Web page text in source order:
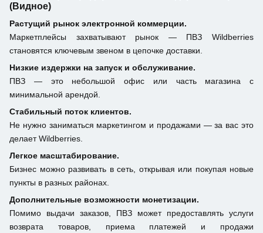
(Видное)
Растущий рынок электронной коммерции.
Маркетплейсы захватывают рынок — ПВЗ Wildberries
становятся ключевым звеном в цепочке доставки.
Низкие издержки на запуск и обслуживание.
ПВЗ — это небольшой офис или часть магазина с
минимальной арендой.
Стабильный поток клиентов.
Не нужно заниматься маркетингом и продажами — за вас это
делает Wildberries.
Легкое масштабирование.
Бизнес можно развивать в сеть, открывая или покупая новые
пункты в разных районах.
Дополнительные возможности монетизации.
Помимо выдачи заказов, ПВЗ может предоставлять услуги
возврата товаров, приема платежей и продажи